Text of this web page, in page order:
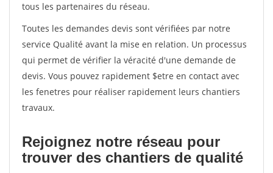
tous les partenaires du réseau.
Toutes les demandes devis sont vérifiées par notre
service Qualité avant la mise en relation. Un processus
qui permet de vérifier la véracité d'une demande de
devis. Vous pouvez rapidement $etre en contact avec
les fenetres pour réaliser rapidement leurs chantiers
travaux.
Rejoignez notre réseau pour
trouver des chantiers de qualité